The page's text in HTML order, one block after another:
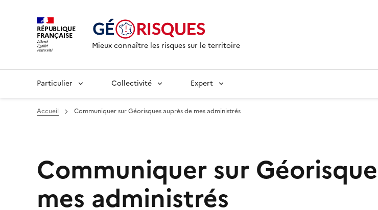
RÉPUBLIQUE
FRANÇAISE
Mieux connaître les risques sur le territoire
Particulier Collectivité Expert
Accueil Communiquer sur Géorisques auprès de mes administrés
Communiquer sur
mes administrés